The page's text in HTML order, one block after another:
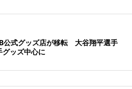
公式グッズ店が移転 大谷翔平選手
グッズ中心に